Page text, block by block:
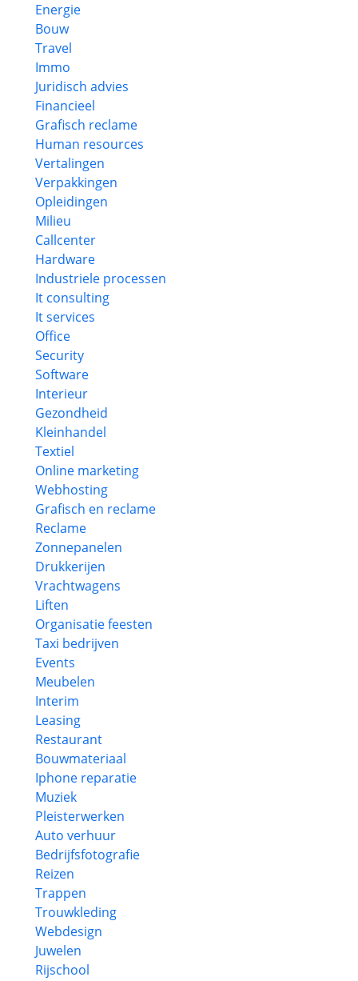
Energie
Bouw
Travel
Immo
Juridisch advies
Financieel
Grafisch reclame
Human resources
Vertalingen
Verpakkingen
Opleidingen
Milieu
Callcenter
Hardware
Industriele processen
It consulting
It services
Office
Security
Software
Interieur
Gezondheid
Kleinhandel
Textiel
Online marketing
Webhosting
Grafisch en reclame
Reclame
Zonnepanelen
Drukkerijen
Vrachtwagens
Liften
Organisatie feesten
Taxi bedrijven
Events
Meubelen
Interim
Leasing
Restaurant
Bouwmateriaal
Iphone reparatie
Muziek
Pleisterwerken
Auto verhuur
Bedrijfsfotografie
Reizen
Trappen
Trouwkleding
Webdesign
Juwelen
Rijschool